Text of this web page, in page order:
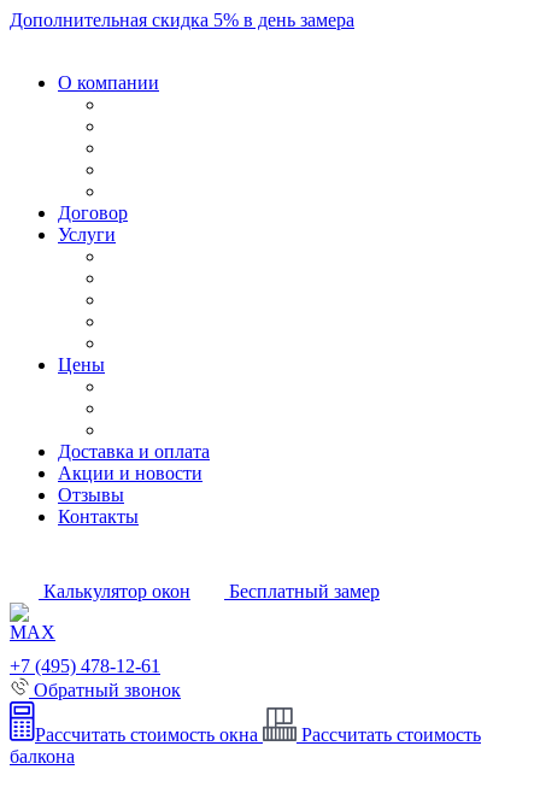
Дополнительная скидка 5% в день замера
О компании
Договор
Услуги
Цены
Доставка и оплата
Акции и новости
Отзывы
Контакты
Калькулятор окон Бесплатный замер
+7 (495) 478-12-61
Обратный звонок
Рассчитать стоимость окна
Рассчитать стоимость
балкона